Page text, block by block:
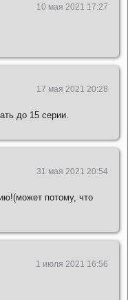
10 мая 2021 17:27
17 мая 2021 20:28
до 15 серии.
31 мая 2021 20:54
потому, что
1 июля 2021 16:56